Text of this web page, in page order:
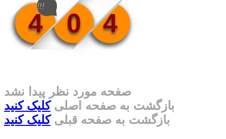
4 0 4
!!!
صفحه مورد نظر پیدا نشد
بازگشت به صفحه اصلیکلیک کنید
بازگشت به صفحه قبلیکلیک کنید